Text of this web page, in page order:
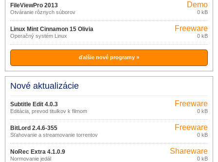
FileViewPro 2013
Otváranie rôznych súborov
Demo
0 kB
Linux Mint Cinnamon 15 Olivia
Operačný systém Linux
Freeware
0 kB
ďalšie nové programy »
Nové aktualizácie
Subtitle Edit 4.0.3
Editácia, prevod titulkov k filmom
Freeware
0 kB
BitLord 2.4.6-355
Sťahovanie a streamovanie torrentov
Freeware
0 kB
NoRec Extra 4.1.0.9
Normovanie jedál
Shareware
0 kB